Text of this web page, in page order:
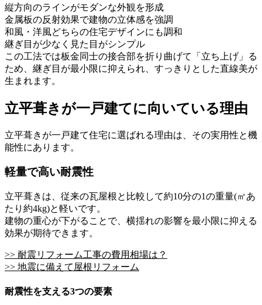
縦方向のラインがモダンな外観を形成
金属板の反射効果で建物の立体感を強調
和風・洋風どちらの住宅デザインにも調和
継ぎ目が少なく見た目がシンプル
この工法では板金同士の接合部を折り曲げて「立ち上げ」る
ため、継ぎ目が最小限に抑えられ、すっきりとした直線美が
生まれます。
立平葺きが一戸建てに向いている理由
立平葺きが一戸建て住宅に選ばれる理由は、その実用性と機
能性にあります。
軽量で高い耐震性
立平葺きは、従来の瓦屋根と比較して約10分の1の重量(㎡あ
たり約4kg)と軽いです。
建物の重心が下がることで、横揺れの影響を最小限に抑える
効果が期待できます。
>> 耐震リフォーム工事の費用相場は？
>> 地震に備えて屋根リフォーム
耐震性を支える3つの要素